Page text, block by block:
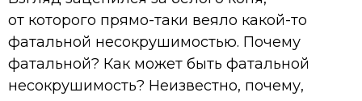
от которого прямо-таки веяло какой-то
фатальной несокрушимостью. Почему
фатальной? Как может быть фатальной
несокрушимость? Неизвестно, почему,